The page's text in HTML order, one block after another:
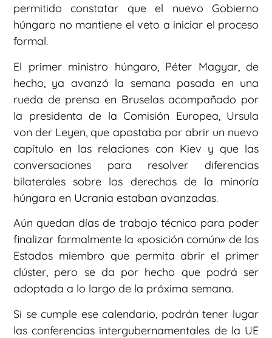
permitido constatar que el nuevo Gobierno
húngaro no mantiene el veto a iniciar el proceso
formal.
El primer ministro húngaro, Péter Magyar, de
hecho, ya avanzó la semana pasada en una
rueda de prensa en Bruselas acompañado por
la presidenta de la Comisión Europea, Ursula
von der Leyen, que apostaba por abrir un nuevo
capítulo en las relaciones con Kiev y que las
conversaciones para resolver diferencias
bilaterales sobre los derechos de la minoría
húngara en Ucrania estaban avanzadas.
Aún quedan días de trabajo técnico para poder
finalizar formalmente la «posición común» de los
Estados miembro que permita abrir el primer
clúster, pero se da por hecho que podrá ser
adoptada a lo largo de la próxima semana.
Si se cumple ese calendario, podrán tener lugar
las conferencias intergubernamentales de la UE